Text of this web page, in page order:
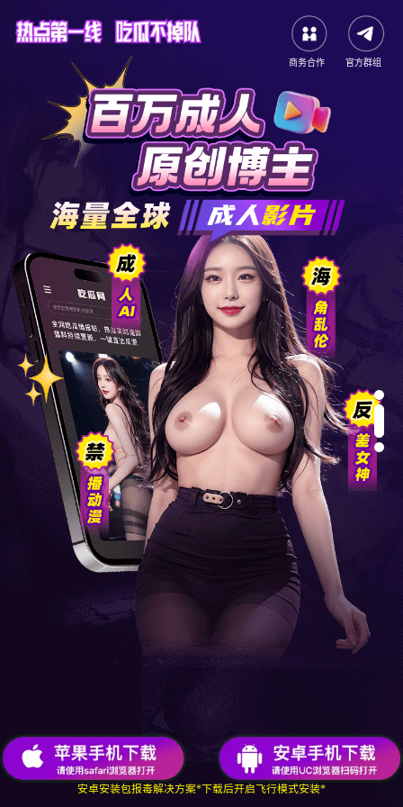
商务合作 官方群组
安卓安装包报毒解决方案*下载后开启飞行模式安装*